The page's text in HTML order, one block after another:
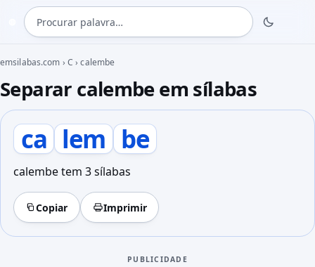
Procurar palavra
emsilabas.com › C ›calembe
Separar calembe em sílabas
ca lem be
calembe tem 3 sílabas
Copiar Imprimir
PUBLICIDADE